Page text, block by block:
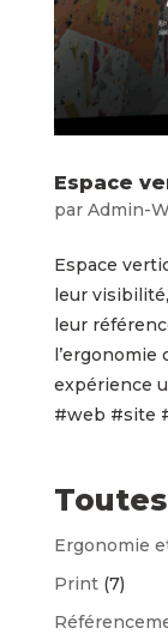
Espace
par Admin-
Espace
leur
leur
expérience
#web #site
Ergonomie
Print(7)